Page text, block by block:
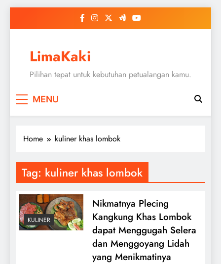
LimaKaki
Pilihan tepat untuk kebutuhan petualangan kamu.
MENU
Home kuliner khas lombok
Tag: kuliner khas lombok
KULINER
Nikmatnya Plecing
Kangkung Khas Lombok
dapat Menggugah Selera
dan Menggoyang Lidah
yang Menikmatinya